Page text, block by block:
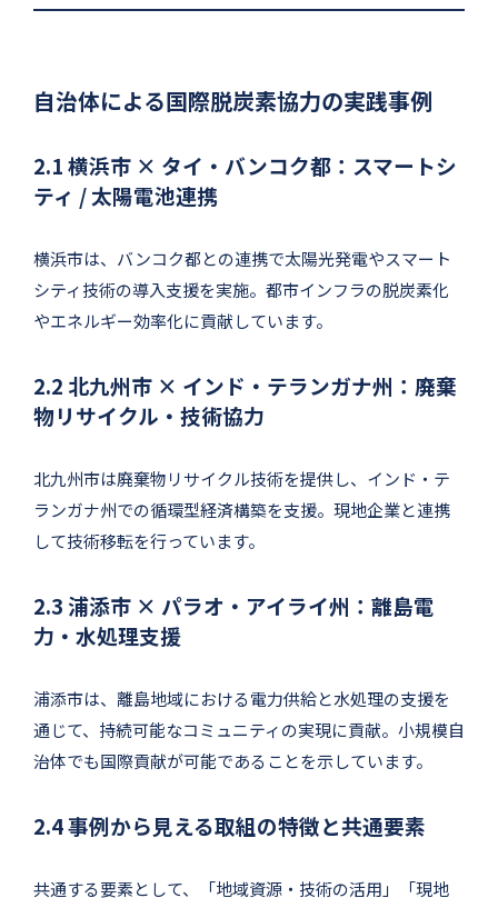
自治体による国際脱炭素協力の実践事例
2.1 横浜市 × タイ・バンコク都：スマートシ
ティ / 太陽電池連携
横浜市は、バンコク都との連携で太陽光発電やスマート
シティ技術の導入支援を実施。都市インフラの脱炭素化
やエネルギー効率化に貢献しています。
2.2 北九州市 × インド・テランガナ州：廃棄
物リサイクル・技術協力
北九州市は廃棄物リサイクル技術を提供し、インド・テ
ランガナ州での循環型経済構築を支援。現地企業と連携
して技術移転を行っています。
2.3 浦添市 × パラオ・アイライ州：離島電
力・水処理支援
浦添市は、離島地域における電力供給と水処理の支援を
通じて、持続可能なコミュニティの実現に貢献。小規模自
治体でも国際貢献が可能であることを示しています。
2.4 事例から見える取組の特徴と共通要素
共通する要素として、「地域資源・技術の活用」「現地